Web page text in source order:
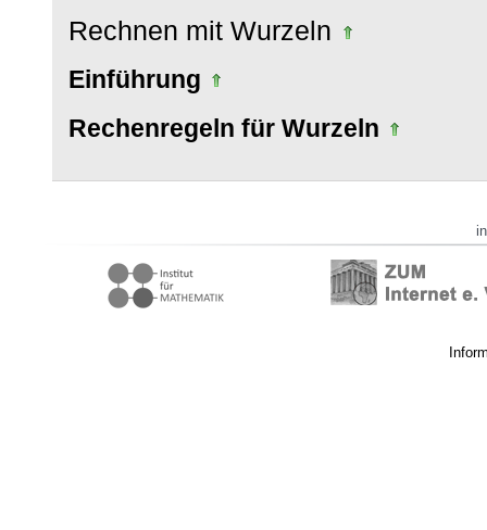
Rechnen mit Wurzeln
Einführung
Rechenregeln für Wurzeln